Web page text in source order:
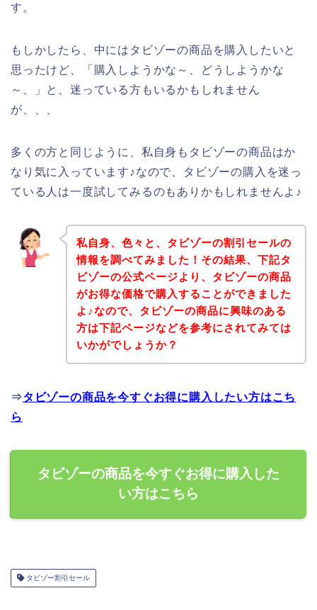
す。
もしかしたら、中にはタビゾーの商品を購入したいと
思ったけど、「購入しようかな～、どうしようかな
～、」と、迷っている方もいるかもしれません
が、、、
多くの方と同じように、私自身もタビゾーの商品はか
なり気に入っています♪なので、タビゾーの購入を迷っ
ている人は一度試してみるのもありかもしれませんよ♪
私自身、色々と、タビゾーの割引セールの
情報を調べてみました！その結果、下記タ
ビゾーの公式ページより、タビゾーの商品
がお得な価格で購入することができました
よ♪なので、タビゾーの商品に興味のある
方は下記ページなどを参考にされてみては
いかがでしょうか？
⇒タビゾーの商品を今すぐお得に購入したい方はこち
ら
タビゾーの商品を今すぐお得に購入した
い方はこちら
タビゾー割引セール